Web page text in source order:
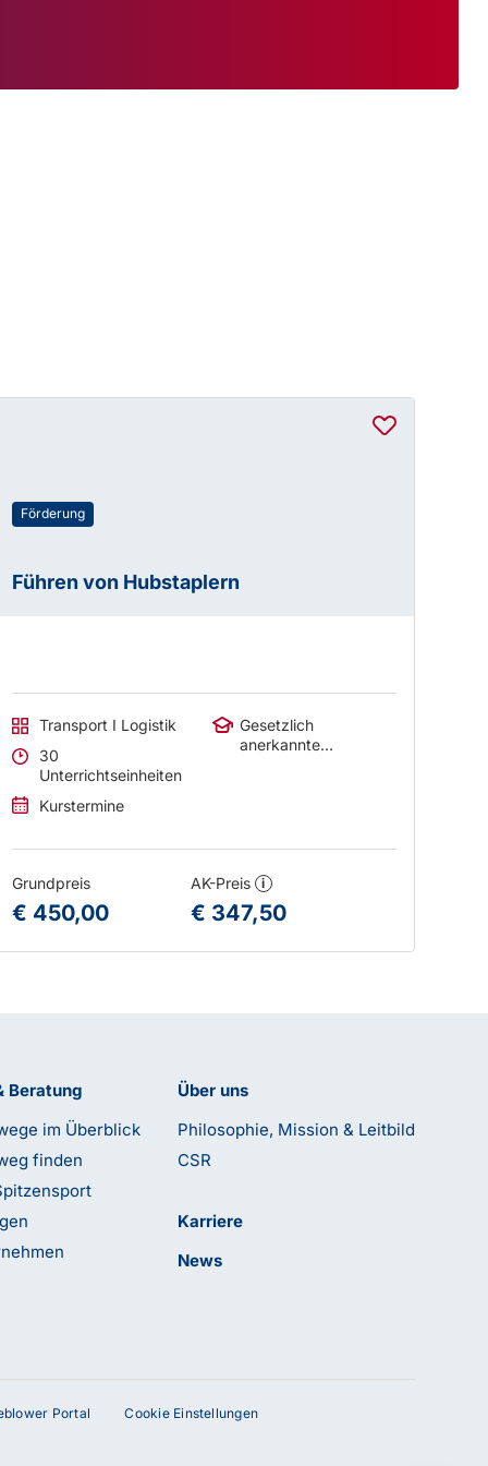
Förderung
Führen von Hubstaplern
Transport I Logistik
30
Unterrichtseinheiten
Kurstermine
Gesetzlich
anerkannte
Grundpreis
€ 450,00
AK-Preis i
€ 347,50
Über uns
Philosophie, Mission & Leitbild
CSR
Karriere
News
Beratung
im Überblick
finden
Portal Cookie Einstellungen